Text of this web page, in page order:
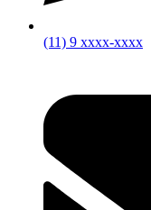
(11) 9 xxxx-xxxx